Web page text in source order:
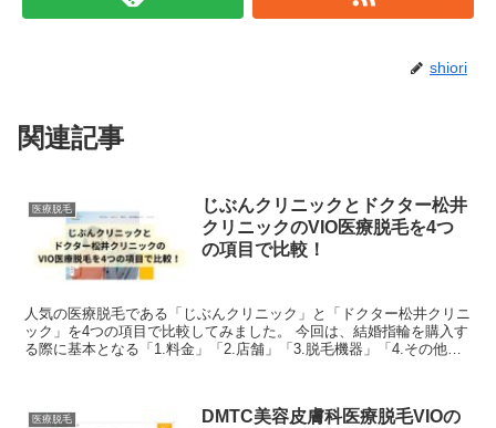
shiori
関連記事
医療脱毛
じぶんクリニックとドクター松井
クリニックのVIO医療脱毛を4つ
の項目で比較！
人気の医療脱毛である「じぶんクリニック」と「ドクター松井クリニ
ック」を4つの項目で比較してみました。 今回は、結婚指輪を購入す
る際に基本となる「1.料金」「2.店舗」「3.脱毛機器」「4.その他」
医療脱毛
DMTC美容皮膚科医療脱毛VIOの